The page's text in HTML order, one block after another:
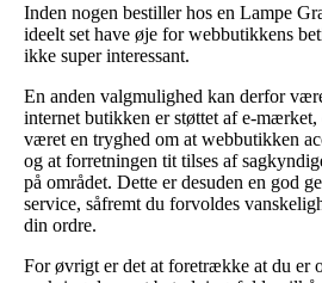
Inden nogen bestiller hos en Lampe
ideelt set have øje for webbutikkens
ikke super interessant.
En anden valgmulighed kan derfor
internet butikken er støttet af e-
været en tryghed om at webbutikken
og at forretningen tit tilses af
på området. Dette er desuden en god
service, såfremt du forvoldes
din ordre.
For øvrigt er det at foretrække at du er